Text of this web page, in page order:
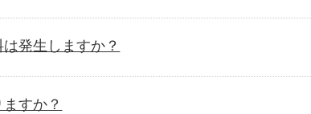
発生しますか？
すか？